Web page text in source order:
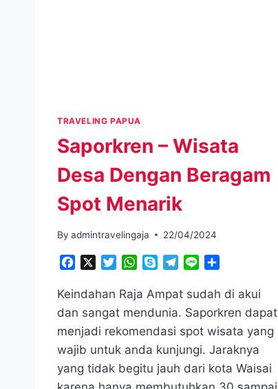
TRAVELING PAPUA
Saporkren – Wisata
Desa Dengan Beragam
Spot Menarik
By admintravelingaja 22/04/2024
FacebookTwitterWhatsApp
SkypeTelegram
Line
Keindahan Raja Ampat sudah di akui
dan sangat mendunia. Saporkren dapat
menjadi rekomendasi spot wisata yang
wajib untuk anda kunjungi. Jaraknya
yang tidak begitu jauh dari kota Waisai